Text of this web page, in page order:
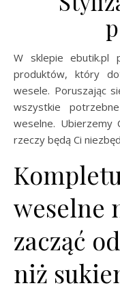
W sklepie ebutik.pl pojawił się ostatnio odrębny dział
produktów, który
wesele. Poruszając
wszystkie
weselne. Ubierzemy
rzeczy będą Ci
weselne
zacząć
niż